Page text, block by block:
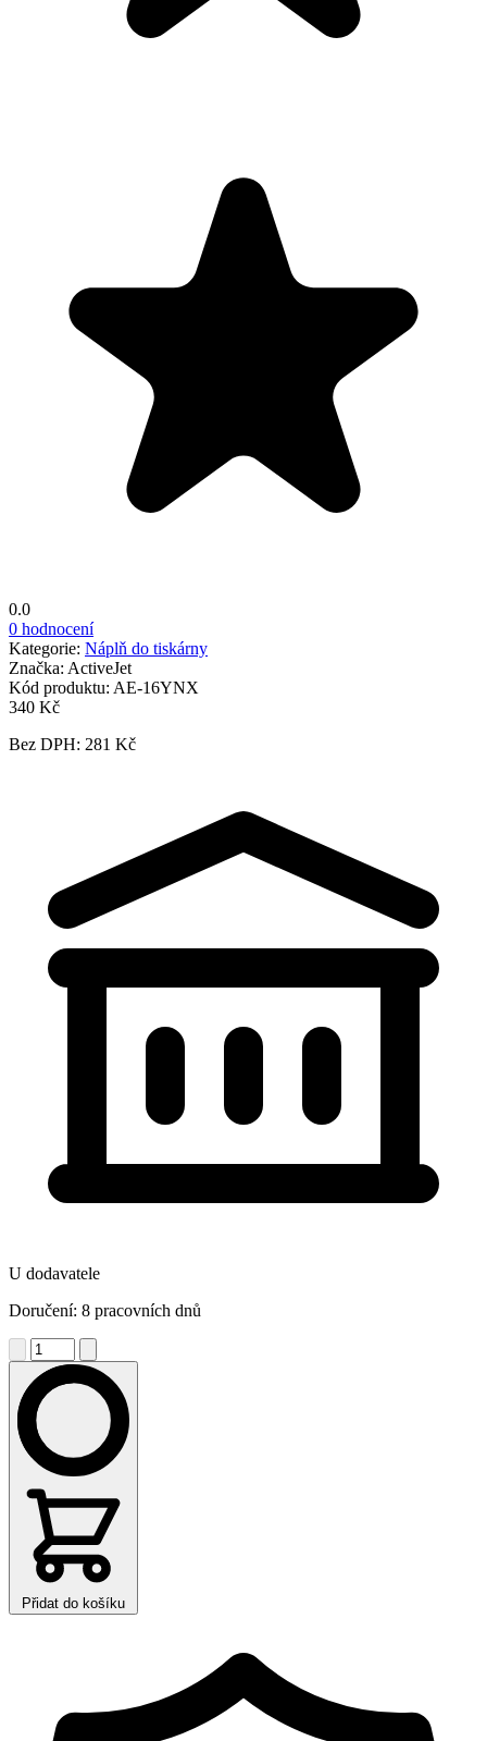
0.0
0 hodnocení
Kategorie: Náplň do tiskárny
Značka: ActiveJet
Kód produktu: AE-16YNX
340 Kč
Bez DPH: 281 Kč
U dodavatele
Doručení: 8 pracovních dnů
Přidat do košíku